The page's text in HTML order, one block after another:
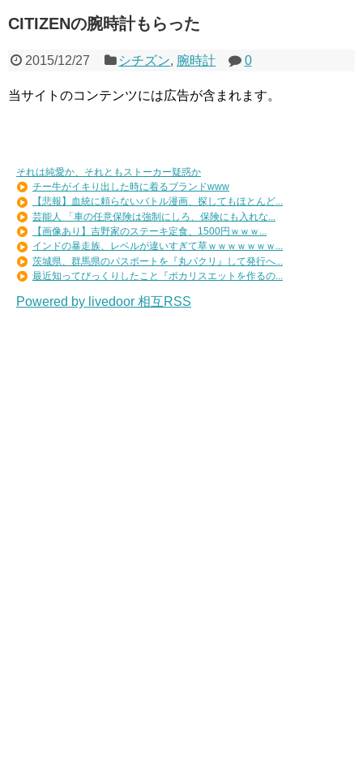
CITIZENの腕時計もらった
2015/12/27 シチズン, 腕時計 0
当サイトのコンテンツには広告が含まれます。
それは純愛か、それともストーカー疑惑か
チー牛がイキり出した時に着るブランドwww
【悲報】血統に頼らないバトル漫画、探してもほとんど...
芸能人 「車の任意保険は強制にしろ、保険にも入れな...
【画像あり】吉野家のステーキ定食、1500円ｗｗｗ...
インドの暴走族、レベルが違いすぎて草ｗｗｗｗｗｗｗ...
茨城県、群馬県のパスポートを『丸パクリ』して発行へ...
最近知ってびっくりしたこと『ポカリスエットを作るの...
Powered by livedoor 相互RSS